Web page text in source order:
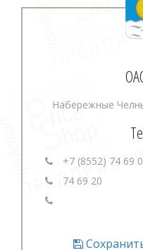
Набережные
+7 (8552) 74 69
74 69 20